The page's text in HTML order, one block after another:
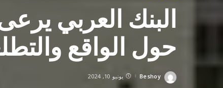
حول الواقع
Posted
Beshoy يونيو 10, 2024